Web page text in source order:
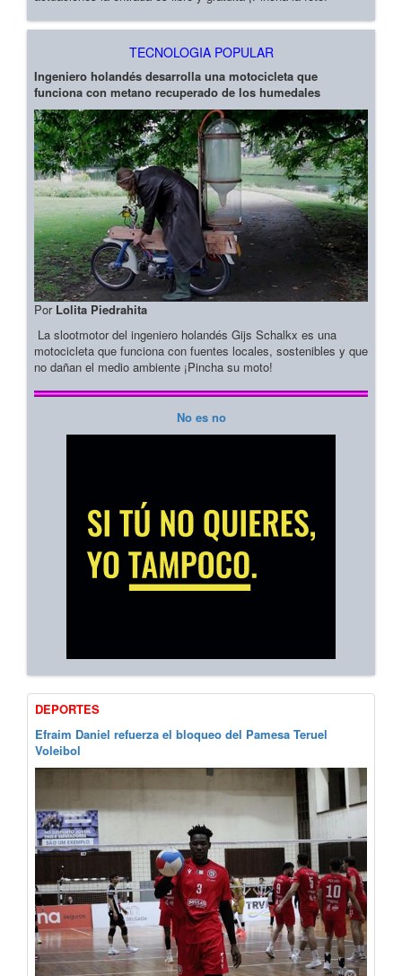
TECNOLOGIA POPULAR
Ingeniero holandés desarrolla una motocicleta que
funciona con metano recuperado de los humedales
Por Lolita Piedrahita
La slootmotor del ingeniero holandés Gijs Schalkx es una
motocicleta que funciona con fuentes locales, sostenibles y que
no dañan el medio ambiente ¡Pincha su moto!
No es no
DEPORTES
Efraim Daniel refuerza el bloqueo del Pamesa Teruel
Voleibol